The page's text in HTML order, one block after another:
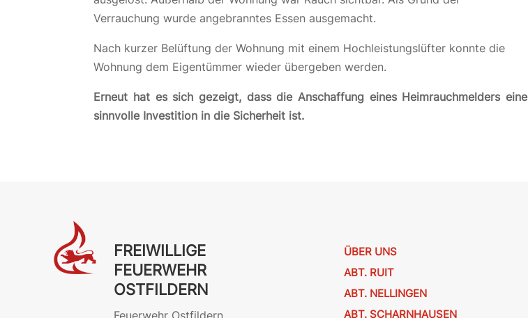
Verrauchung wurde angebranntes Essen ausgemacht.
Nach kurzer Belüftung der Wohnung mit einem Hochleistungslüfter konnte die
Wohnung dem Eigentümmer wieder übergeben werden.
Erneut hat es sich gezeigt, dass die Anschaffung eines Heimrauchmelders eine
sinnvolle Investition in die Sicherheit ist.
FREIWILLIGE
FEUERWEHR
OSTFILDERN
Feuerwehr Ostfildern
ÜBER UNS
ABT. RUIT
ABT. NELLINGEN
ABT. SCHARNHAUSEN